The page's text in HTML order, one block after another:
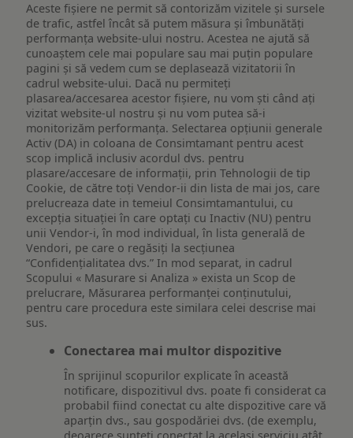
Aceste fișiere ne permit să contorizăm vizitele și sursele
de trafic, astfel încât să putem măsura și îmbunătăți
performanța website-ului nostru. Acestea ne ajută să
cunoaștem cele mai populare sau mai puțin populare
pagini și să vedem cum se deplasează vizitatorii în
cadrul website-ului. Dacă nu permiteți
plasarea/accesarea acestor fișiere, nu vom ști când ați
vizitat website-ul nostru și nu vom putea să-i
monitorizăm performanța. Selectarea opțiunii generale
Activ (DA) in coloana de Consimtamant pentru acest
scop implică inclusiv acordul dvs. pentru
plasare/accesare de informații, prin Tehnologii de tip
Cookie, de către toți Vendor-ii din lista de mai jos, care
prelucreaza date in temeiul Consimtamantului, cu
excepția situației în care optați cu Inactiv (NU) pentru
unii Vendor-i, în mod individual, în lista generală de
Vendori, pe care o regăsiți la secțiunea
“Confidențialitatea dvs.” In mod separat, in cadrul
Scopului « Masurare si Analiza » exista un Scop de
prelucrare, Măsurarea performanței conținutului,
pentru care procedura este similara celei descrise mai
sus.
Conectarea mai multor dispozitive
În sprijinul scopurilor explicate în această
notificare, dispozitivul dvs. poate fi considerat ca
probabil fiind conectat cu alte dispozitive care vă
aparțin dvs., sau gospodăriei dvs. (de exemplu,